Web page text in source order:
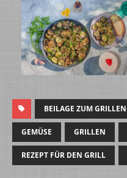
BEILAGE ZUM GRILLEN
GEMÜSE GRILLEN
REZEPT FÜR DEN GRILL